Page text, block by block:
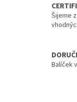
Šijeme
Balíček